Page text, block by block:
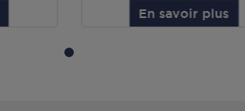
En savoir plus